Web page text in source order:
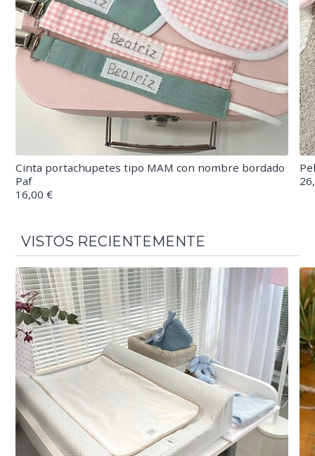
Cinta portachupetes tipo MAM con nombre bordado
Paf
16,00 €
VISTOS RECIENTEMENTE